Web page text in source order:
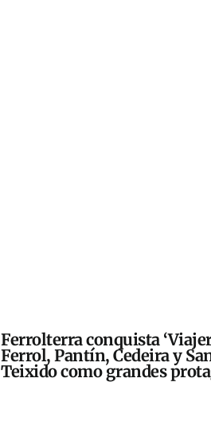
Ferrolterra conquista
Ferrol, Pantín, Cedeira y
Teixido como grandes